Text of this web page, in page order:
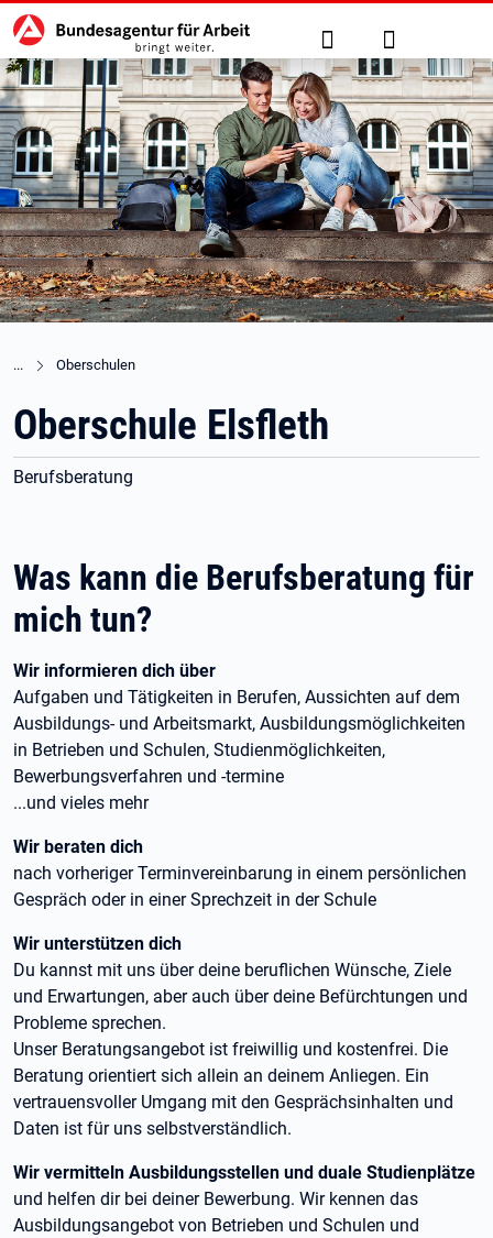
zu den Hauptinhalten springen
Hauptnavigation Suche Anmelden
Oberschulen
Oberschule Elsfleth
Berufsberatung
Was kann die Berufsberatung für
mich tun?
Wir informieren dich über
Aufgaben und Tätigkeiten in Berufen, Aussichten auf dem
Ausbildungs- und Arbeitsmarkt, Ausbildungsmöglichkeiten
in Betrieben und Schulen, Studienmöglichkeiten,
Bewerbungsverfahren und -termine
...und vieles mehr
Wir beraten dich
nach vorheriger Terminvereinbarung in einem persönlichen
Gespräch oder in einer Sprechzeit in der Schule
Wir unterstützen dich
Du kannst mit uns über deine beruflichen Wünsche, Ziele
und Erwartungen, aber auch über deine Befürchtungen und
Probleme sprechen.
Unser Beratungsangebot ist freiwillig und kostenfrei. Die
Beratung orientiert sich allein an deinem Anliegen. Ein
vertrauensvoller Umgang mit den Gesprächsinhalten und
Daten ist für uns selbstverständlich.
Wir vermitteln Ausbildungsstellen und duale Studienplätze
und helfen dir bei deiner Bewerbung. Wir kennen das
Ausbildungsangebot von Betrieben und Schulen und